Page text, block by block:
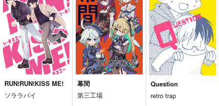
RUN!RUN!KISS ME!
ソララバイ
幕間
第三工場
Question
retro trap